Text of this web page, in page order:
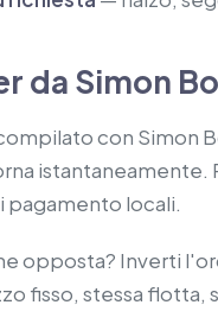
da Simon
con Simon
istantaneamente.
pagamento locali.
opposta? Inverti
fisso, stessa flotta,